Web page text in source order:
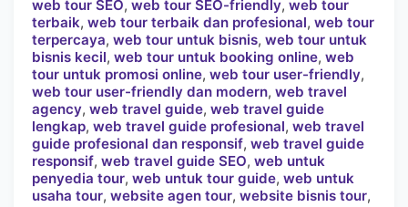
web tour SEO, web tour SEO-friendly, web tour
terbaik, web tour terbaik dan profesional, web tour
terpercaya, web tour untuk bisnis, web tour untuk
bisnis kecil, web tour untuk booking online, web
tour untuk promosi online, web tour user-friendly,
web tour user-friendly dan modern, web travel
agency, web travel guide, web travel guide
lengkap, web travel guide profesional, web travel
guide profesional dan responsif, web travel guide
responsif, web travel guide SEO, web untuk
penyedia tour, web untuk tour guide, web untuk
usaha tour, website agen tour, website bisnis tour,